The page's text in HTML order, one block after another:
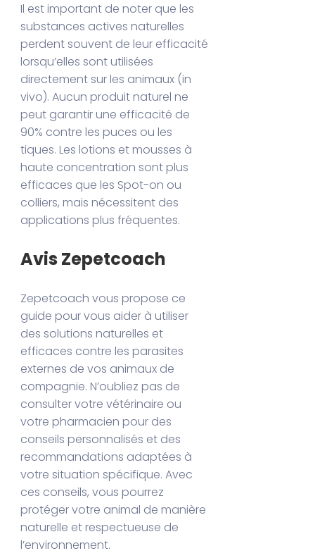
Il est important de noter que les
substances actives naturelles
perdent souvent de leur efficacité
lorsqu’elles sont utilisées
directement sur les animaux (in
vivo). Aucun produit naturel ne
peut garantir une efficacité de
90% contre les puces ou les
tiques. Les lotions et mousses à
haute concentration sont plus
efficaces que les Spot-on ou
colliers, mais nécessitent des
applications plus fréquentes.
Avis Zepetcoach
Zepetcoach vous propose ce
guide pour vous aider à utiliser
des solutions naturelles et
efficaces contre les parasites
externes de vos animaux de
compagnie. N’oubliez pas de
consulter votre vétérinaire ou
votre pharmacien pour des
conseils personnalisés et des
recommandations adaptées à
votre situation spécifique. Avec
ces conseils, vous pourrez
protéger votre animal de manière
naturelle et respectueuse de
l’environnement.